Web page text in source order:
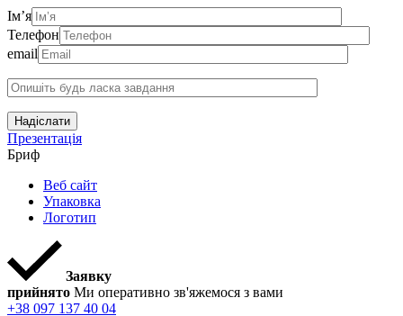
Ім’я
Телефон
email
Надіслати
Презентація
Бриф
Веб сайт
Упаковка
Логотип
Заявку
прийнято Ми оперативно зв'яжемося з вами
+38 097 137 40 04